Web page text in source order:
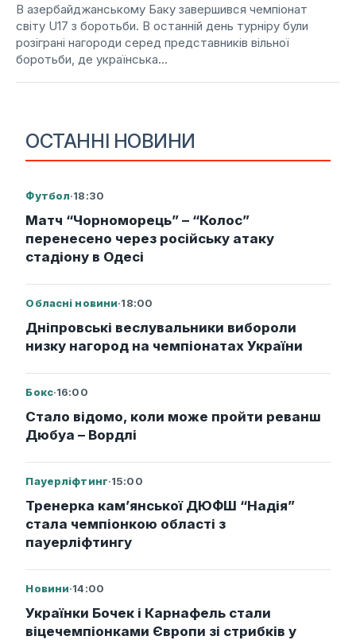
ОСТАННІ НОВИНИ
Футбол·18:30
Матч “Чорноморець” – “Колос”
перенесено через російську атаку
стадіону в Одесі
Обласні новини·18:00
Дніпровські веслувальники вибороли
низку нагород на чемпіонатах України
Бокс·16:00
Стало відомо, коли може пройти реванш
Дюбуа – Вордлі
Пауерліфтинг·15:00
Тренерка кам’янської ДЮФШ “Надія”
стала чемпіонкою області з
пауерліфтингу
Новини·14:00
Українки Бочек і Карнафель стали
віцечемпіонками Європи зі стрибків у
В азербайджанському Баку завершився чемпіонат
світу U17 з боротьби. В останній день турніру були
розіграні нагороди серед представників вільної
боротьби, де українська...